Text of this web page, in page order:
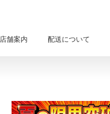
店舗案内 配送について